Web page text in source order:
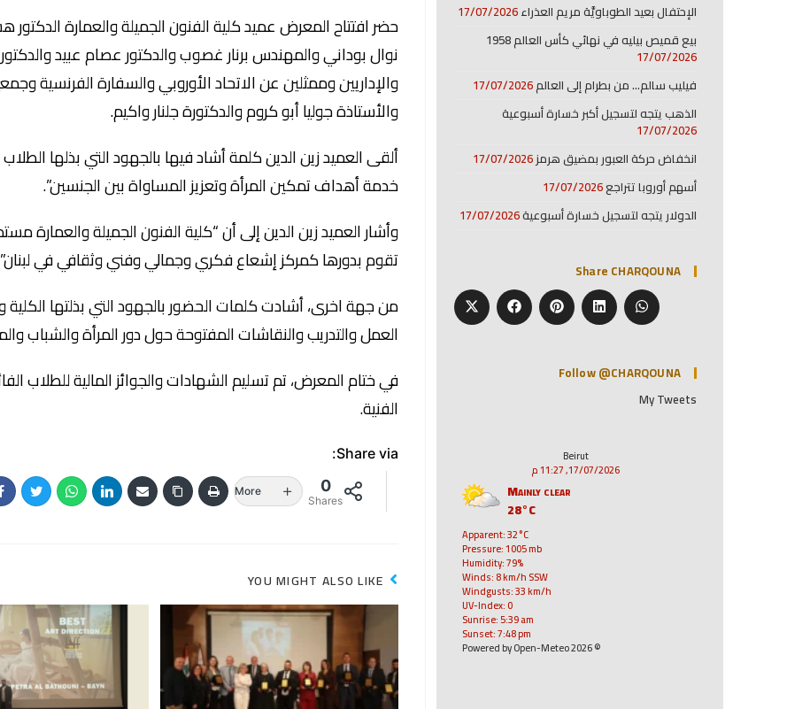
حضر افتتاح المعرض عميد كلية الفنون الجميلة والعمارة الدكتور
نوال بوداني والمهندس برنار غصوب والدكتور عصام عبيد
والأستاذة جوليا أبو كروم والدكتورة جلنار واكيم.
ألقى العميد زين الدين كلمة أشاد فيها بالجهود التي بذلها
خدمة أهداف تمكين المرأة وتعزيز المساواة بين الجنسين”.
وأشار العميد زين الدين إلى أن “كلية الفنون الجميلة والعمارة
تقوم بدورها كمركز إشعاع فكري وجمالي وفني وثقافي في
من جهة اخرى، أشادت كلمات الحضور بالجهود التي بذلتها
العمل والتدريب والنقاشات المفتوحة حول دور المرأة والشباب
في ختام المعرض، تم تسليم الشهادات والجوائز المالية للطلاب
الفنية.
Share via:
0
Shares
More
YOU MIGHT ALSO LIKE
الإحتفال بعيد الطوباويَّة مريم العذراء17/07/2026
بيع قميص بيليه في نهائي كأس العالم 1958
17/07/2026
فيليب سالم… من بطرام إلى العالم17/07/2026
الذهب يتجه لتسجيل أكبر خسارة أسبوعية
17/07/2026
انخفاض حركة العبور بمضيق هرمز17/07/2026
أسهم أوروبا تتراجع17/07/2026
الدولار يتجه لتسجيل خسارة أسبوعية17/07/2026
Share CHARQOUNA
Follow @CHARQOUNA
My Tweets
Beirut
17/07/2026, 11:27 م
Mainly clear
28°C
Apparent: 32°C
Pressure: 1005 mb
Humidity: 79%
Winds: 8 km/h SSW
Windgusts: 33 km/h
UV-Index: 0
Sunrise: 5:39 am
Sunset: 7:48 pm
© 2026 Powered by Open-Meteo